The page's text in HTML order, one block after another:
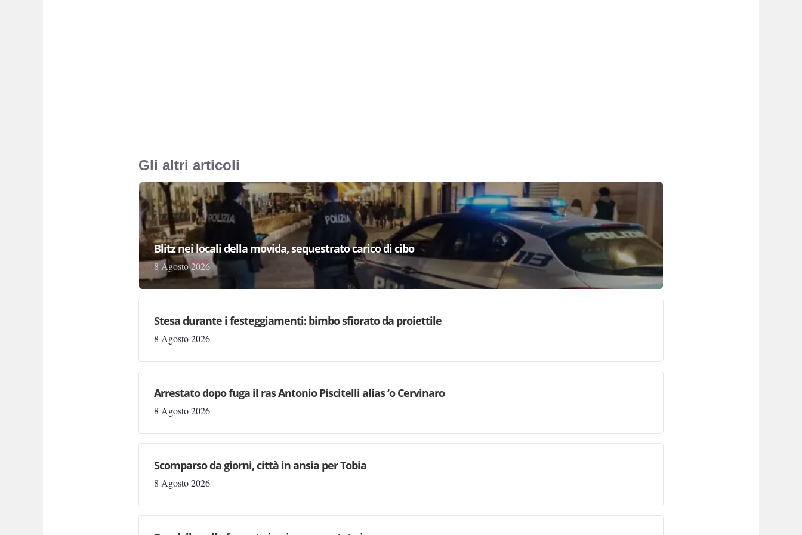
Gli altri articoli
Blitz nei locali della movida, sequestrato carico di cibo
8 Agosto 2026
Stesa durante i festeggiamenti: bimbo sfiorato da proiettile
8 Agosto 2026
Arrestato dopo fuga il ras Antonio Piscitelli alias ‘o Cervinaro
8 Agosto 2026
Scomparso da giorni, città in ansia per Tobia
8 Agosto 2026